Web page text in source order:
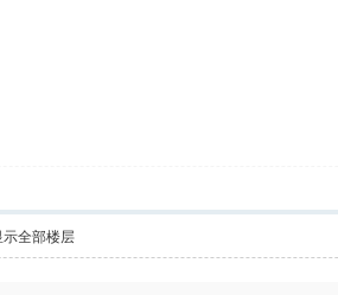
示全部楼层